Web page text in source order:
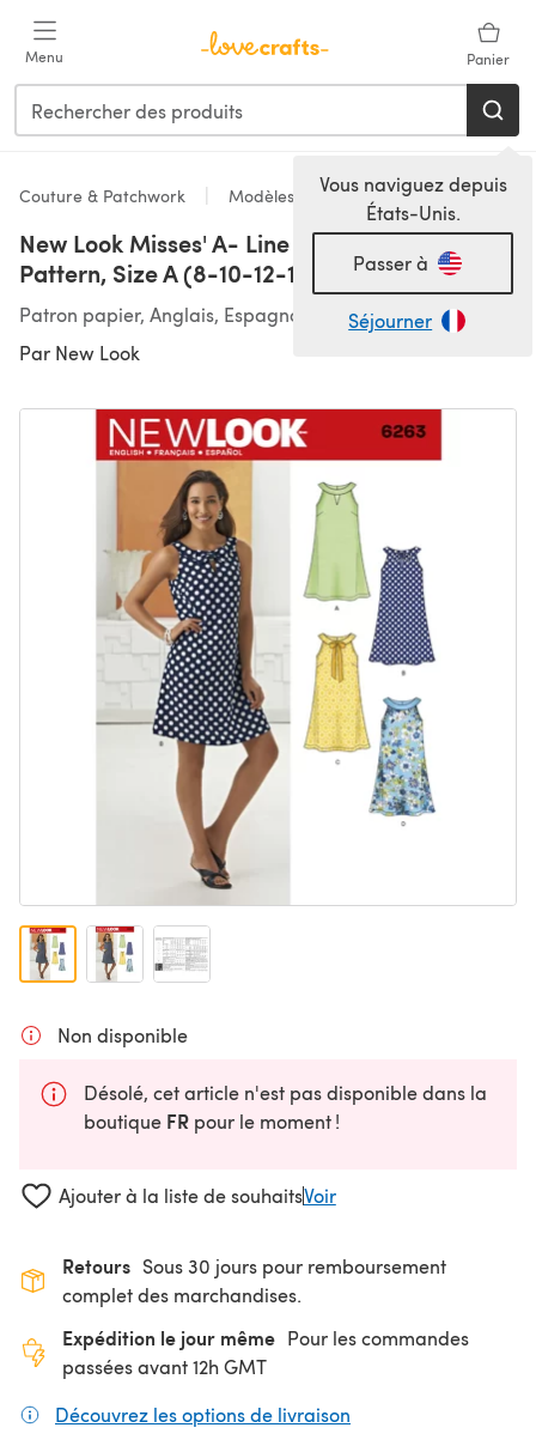
Menu Panier
Vous naviguez depuis
États-Unis.
Passer à
Séjourner
Couture & Patchwork Modèles
New Look Misses' A- Line Dress 6263 - Paper
Pattern, Size A (8-10-12-14-16-18)
Patron papier, Anglais, Espagnol
Par New Look
Non disponible
Désolé, cet article n'est pas disponible dans la
boutique FR pour le moment !
Ajouter à la liste de souhaitsVoir
Retours Sous 30 jours pour remboursement
complet des marchandises.
Expédition le jour même Pour les commandes
passées avant 12h GMT
Découvrez les options de livraison